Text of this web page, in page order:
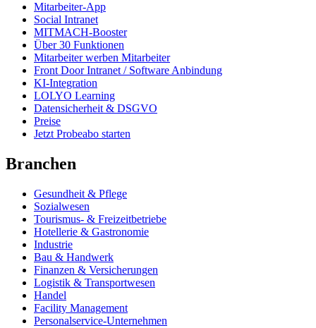
Mitarbeiter-App
Social Intranet
MITMACH-Booster
Über 30 Funktionen
Mitarbeiter werben Mitarbeiter
Front Door Intranet / Software Anbindung
KI-Integration
LOLYO Learning
Datensicherheit & DSGVO
Preise
Jetzt Probeabo starten
Branchen
Gesundheit & Pflege
Sozialwesen
Tourismus- & Freizeitbetriebe
Hotellerie & Gastronomie
Industrie
Bau & Handwerk
Finanzen & Versicherungen
Logistik & Transportwesen
Handel
Facility Management
Personalservice-Unternehmen